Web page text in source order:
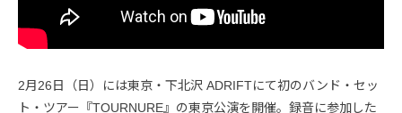
2月26日（日）には東京・下北沢 ADRIFTにて初のバンド・セッ
ト・ツアー『TOURNURE』の東京公演を開催。録音に参加した